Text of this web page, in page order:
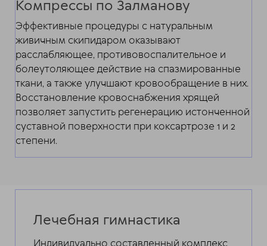
Компрессы по Залманову
Эффективные процедуры с натуральным
живичным скипидаром оказывают
расслабляющее, противовоспалительное и
болеутоляющее действие на спазмированные
ткани, а также улучшают кровообращение в них.
Восстановление кровоснабжения хрящей
позволяет запустить регенерацию истонченной
суставной поверхности при коксартрозе 1 и 2
степени.
Лечебная гимнастика